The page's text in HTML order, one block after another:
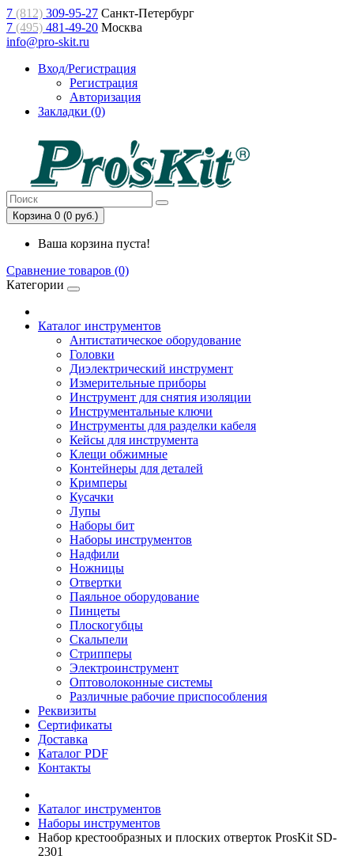
7 (812) 309-95-27 Санкт-Петербург
7 (495) 481-49-20 Москва
info@pro-skit.ru
Вход/Регистрация
Регистрация
Авторизация
Закладки (0)
Корзина 0 (0 руб.)
Ваша корзина пуста!
Сравнение товаров (0)
Категории
Каталог инструментов
Антистатическое оборудование
Головки
Диэлектрический инструмент
Измерительные приборы
Инструмент для снятия изоляции
Инструментальные ключи
Инструменты для разделки кабеля
Кейсы для инструмента
Клещи обжимные
Контейнеры для деталей
Кримперы
Кусачки
Лупы
Наборы бит
Наборы инструментов
Надфили
Ножницы
Отвертки
Паяльное оборудование
Пинцеты
Плоскогубцы
Скальпели
Стрипперы
Электроинструмент
Оптоволоконные системы
Различные рабочие приспособления
Реквизиты
Сертификаты
Доставка
Каталог PDF
Контакты
Каталог инструментов
Наборы инструментов
Набор крестообразных и плоских отверток ProsKit SD-
2301